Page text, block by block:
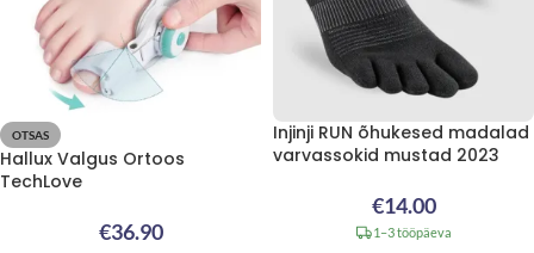
OTSAS
Hallux Valgus Ortoos
TechLove
€36.90
Injinji RUN õhukesed madalad
varvassokid mustad 2023
€14.00
1–3 tööpäeva